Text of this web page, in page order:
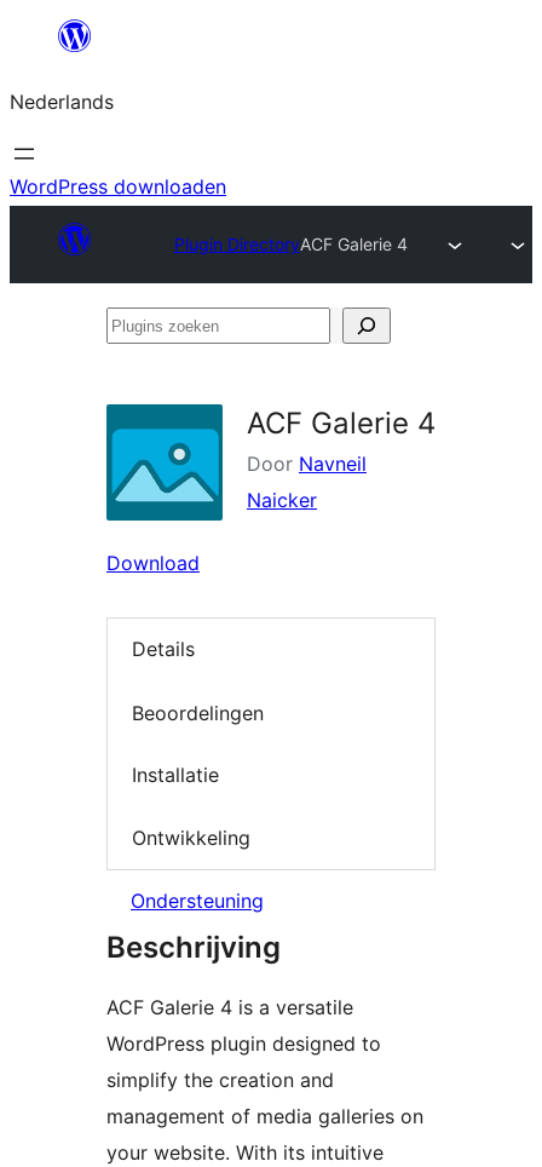
de
inhoud
Nederlands
WordPress downloaden
Plugin DirectoryACF Galerie 4
Plugins
ACF Galerie 4
Door Navneil
Naicker
Download
Details
Beoordelingen
Installatie
Ontwikkeling
Ondersteuning
Beschrijving
ACF Galerie 4 is a versatile
WordPress plugin designed to
simplify the creation and
management of media galleries on
your website. With its intuitive